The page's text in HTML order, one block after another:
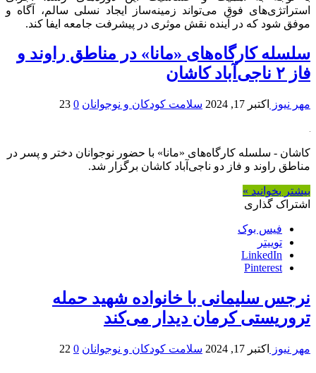
استراتژی‌های فوق می‌تواند زمینه‌ساز ایجاد نسلی سالم، آگاه و
موفق شود که در آینده نقش موثری در پیشرفت جامعه ایفا کند.
سلسله کارگاه‌های «مانا» در مناطق راوند و
فاز ۲ ناجی‌آباد کاشان
مهر نیوز اکتبر 17, 2024 سلامت کودکان و نوجوانان 0
23
کاشان - سلسله کارگاه‌های «مانا» با حضور نوجوانان دختر و پسر در
مناطق راوند و فاز دو ناجی‌آباد کاشان برگزار شد.
بیشتر بخوانید »
اشتراک گذاری
فیس بوک
توییتر
LinkedIn
Pinterest
نرجس سلیمانی با خانواده شهید حمله
تروریستی کرمان دیدار می‌کند
مهر نیوز اکتبر 17, 2024 سلامت کودکان و نوجوانان 0
22